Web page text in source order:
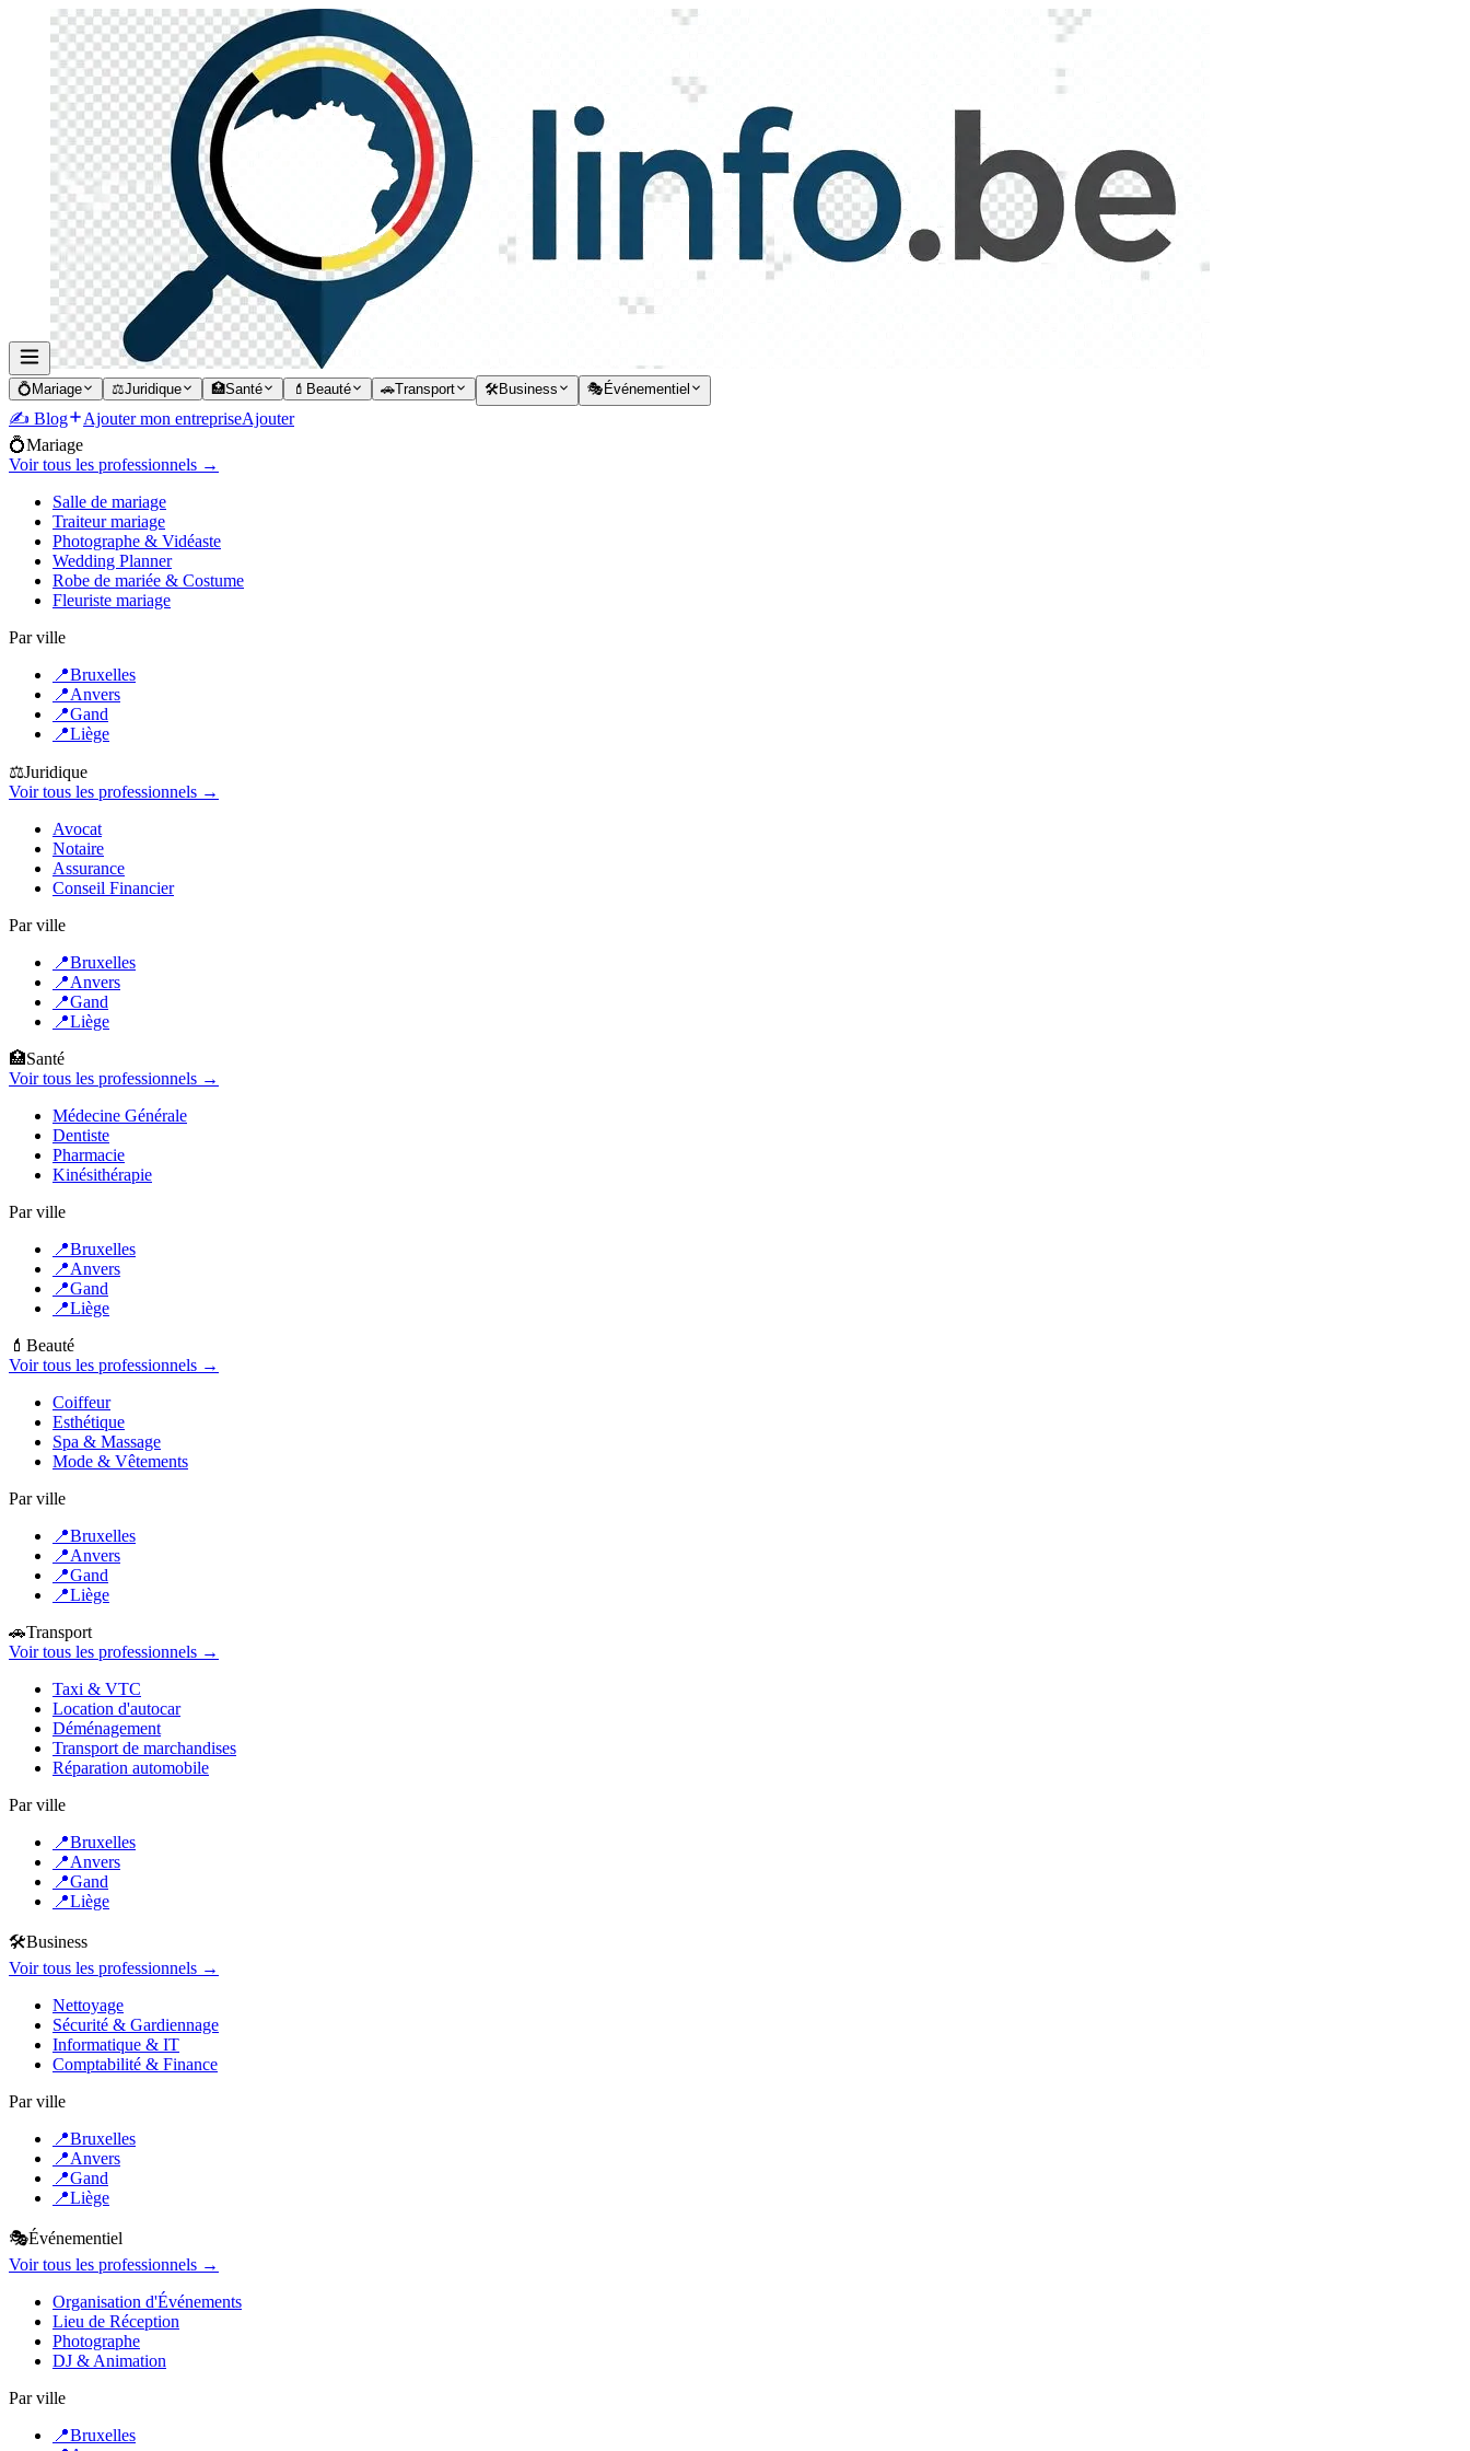
💍 Mariage ⚖️Juridique 🏥Santé 💄 Beauté 🚗Transport 🛠️Business 🎭 Événementiel
✍️ Blog Ajouter mon entrepriseAjouter
💍Mariage
Voir tous les professionnels →
Salle de mariage
Traiteur mariage
Photographe & Vidéaste
Wedding Planner
Robe de mariée & Costume
Fleuriste mariage
Par ville
📍Bruxelles
📍Anvers
📍Gand
📍Liège
⚖️Juridique
Voir tous les professionnels →
Avocat
Notaire
Assurance
Conseil Financier
Par ville
📍Bruxelles
📍Anvers
📍Gand
📍Liège
🏥Santé
Voir tous les professionnels →
Médecine Générale
Dentiste
Pharmacie
Kinésithérapie
Par ville
📍Bruxelles
📍Anvers
📍Gand
📍Liège
💄 Beauté
Voir tous les professionnels →
Coiffeur
Esthétique
Spa & Massage
Mode & Vêtements
Par ville
📍Bruxelles
📍Anvers
📍Gand
📍Liège
🚗Transport
Voir tous les professionnels →
Taxi & VTC
Location d'autocar
Déménagement
Transport de marchandises
Réparation automobile
Par ville
📍Bruxelles
📍Anvers
📍Gand
📍Liège
🛠️Business
Voir tous les professionnels →
Nettoyage
Sécurité & Gardiennage
Informatique & IT
Comptabilité & Finance
Par ville
📍Bruxelles
📍Anvers
📍Gand
📍Liège
🎭Événementiel
Voir tous les professionnels →
Organisation d'Événements
Lieu de Réception
Photographe
DJ & Animation
Par ville
📍Bruxelles